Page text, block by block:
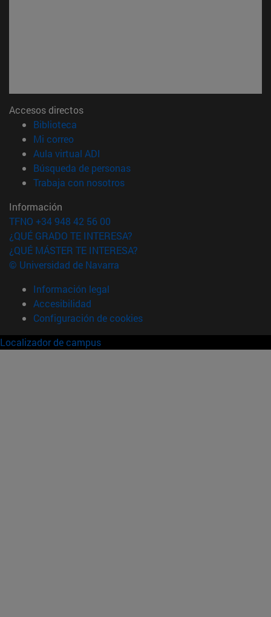
Accesos directos
Biblioteca
Mi correo(abre en nueva ventana)
Aula virtual ADI
Búsqueda de personas(abre en nueva ventana)
Trabaja con nosotros(abre en nueva ventana)
Información
TFNO +34 948 42 56 00
¿QUÉ GRADO TE INTERESA?
¿QUÉ MÁSTER TE INTERESA?
© Universidad de Navarra
Información legal
Accesibilidad
Configuración de cookies
Localizador de campus